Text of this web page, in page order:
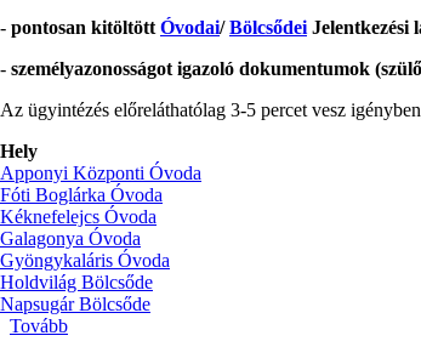
- pontosan kitöltött Óvodai/Bölcsődei Jelentkezési
- személyazonosságot igazoló dokumentumok
Az ügyintézés előreláthatólag 3-5 percet vesz
Hely
Apponyi Központi Óvoda
Fóti Boglárka Óvoda
Kéknefelejcs Óvoda
Galagonya Óvoda
Gyöngykaláris Óvoda
Holdvilág Bölcsőde
Napsugár Bölcsőde
Tovább